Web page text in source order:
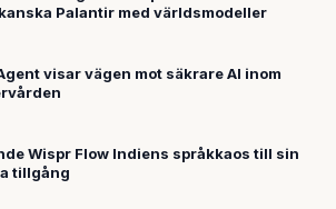
Palantir med världsmodeller
visar vägen mot säkrare AI inom
Wispr Flow Indiens språkkaos till sin
tillgång